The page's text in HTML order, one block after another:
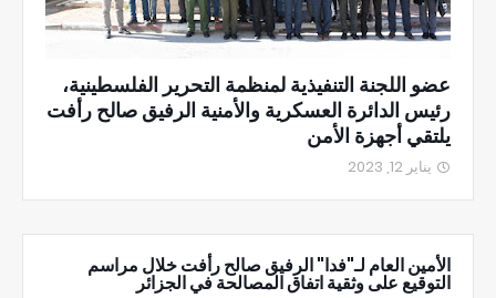
عضو اللجنة التنفيذية لمنظمة التحرير الفلسطينية،
رئيس الدائرة العسكرية والأمنية الرفيق صالح رأفت
يلتقي أجهزة الأمن
يناير 12, 2023
الأمين العام لـ"فدا" الرفيق صالح رأفت خلال مراسم
التوقيع على وثقية اتفاق المصالحة في الجزائر